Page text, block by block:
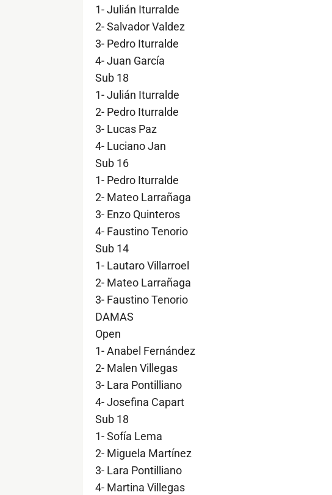
1- Julián Iturralde
2- Salvador Valdez
3- Pedro Iturralde
4- Juan García
Sub 18
1- Julián Iturralde
2- Pedro Iturralde
3- Lucas Paz
4- Luciano Jan
Sub 16
1- Pedro Iturralde
2- Mateo Larrañaga
3- Enzo Quinteros
4- Faustino Tenorio
Sub 14
1- Lautaro Villarroel
2- Mateo Larrañaga
3- Faustino Tenorio
DAMAS
Open
1- Anabel Fernández
2- Malen Villegas
3- Lara Pontilliano
4- Josefina Capart
Sub 18
1- Sofía Lema
2- Miguela Martínez
3- Lara Pontilliano
4- Martina Villegas